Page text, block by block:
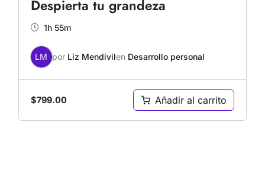
Despierta tu grandeza
1h 55m
LM por Liz Mendivilen Desarrollo personal
$799.00 Añadir al carrito